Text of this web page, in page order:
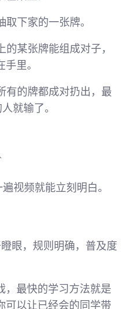
下家的一张牌。
某张牌能组成对子，
里。
有的牌都成对扔出，最
就输了。
视频就能立刻明白。
眼，规则明确，普及度
，最快的学习方法就是
可以让已经会的同学带